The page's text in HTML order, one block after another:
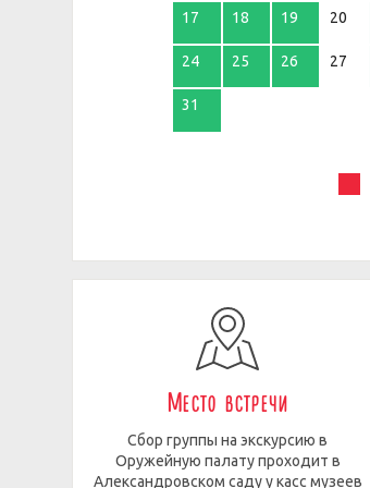
17 18 19 20
24 25 26 27
31
Место встречи
Сбор группы на экскурсию в
Оружейную палату проходит в
Александровском саду у касс музеев